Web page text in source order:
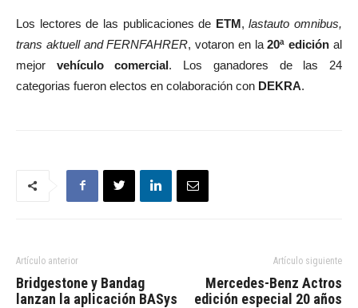
Los lectores de las publicaciones de ETM,lastauto omnibus,
trans aktuell and FERNFAHRER, votaron en la20ª edición al
mejor vehículo comercial. Los ganadores de las 24
categorias fueron electos en colaboración con DEKRA.
Artículo anterior
Bridgestone y Bandag
lanzan la aplicación BASys
Artículo siguiente
Mercedes-Benz Actros
edición especial 20 años